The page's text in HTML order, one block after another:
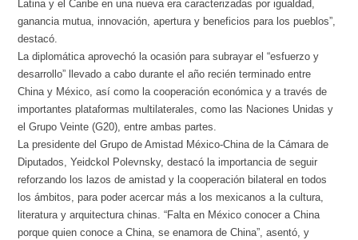
Latina y el Caribe en una nueva era caracterizadas por igualdad,
ganancia mutua, innovación, apertura y beneficios para los pueblos”,
destacó.
La diplomática aprovechó la ocasión para subrayar el “esfuerzo y
desarrollo” llevado a cabo durante el año recién terminado entre
China y México, así como la cooperación económica y a través de
importantes plataformas multilaterales, como las Naciones Unidas y
el Grupo Veinte (G20), entre ambas partes.
La presidente del Grupo de Amistad México-China de la Cámara de
Diputados, Yeidckol Polevnsky, destacó la importancia de seguir
reforzando los lazos de amistad y la cooperación bilateral en todos
los ámbitos, para poder acercar más a los mexicanos a la cultura,
literatura y arquitectura chinas. “Falta en México conocer a China
porque quien conoce a China, se enamora de China”, asentó, y